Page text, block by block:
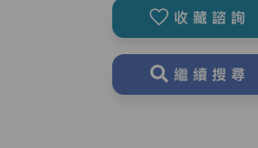
收藏諮詢
繼續搜尋